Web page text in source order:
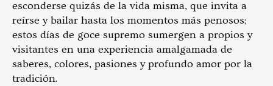
esconderse quizás de la vida misma, que invita a
reírse y bailar hasta los momentos más penosos;
estos días de goce supremo sumergen a propios y
visitantes en una experiencia amalgamada de
saberes, colores, pasiones y profundo amor por la
tradición.